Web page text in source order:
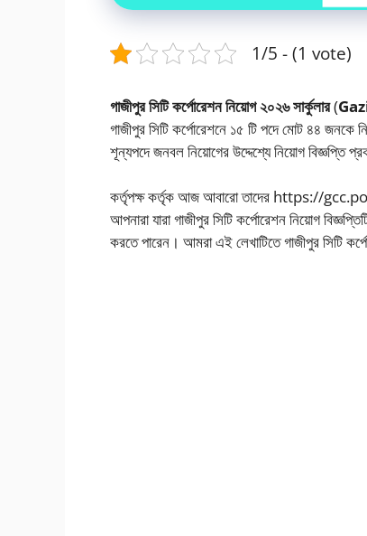
1/5 - (1 vote)
গাজীপুর সিটি কর্পোরেশন নিয়োগ ২০২৬ সার্কুলার(
গাজীপুর সিটি কর্পোরেশনে ১৫ টি পদে মোট ৪৪ জনকে
শূন্যপদে জনবল নিয়োগের উদ্দেশ্যে নিয়োগ বিজ্ঞপ্তি
কর্তৃপক্ষ কর্তৃক আজ আবারো তাদের https://
আপনারা যারা গাজীপুর সিটি কর্পোরেশন নিয়োগ
করতে পারেন। আমরা এই লেখাটিতে গাজীপুর সিটি